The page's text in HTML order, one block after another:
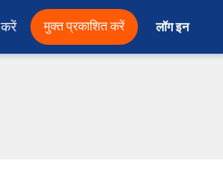
मुक्त प्रकाशित करें लॉग इन